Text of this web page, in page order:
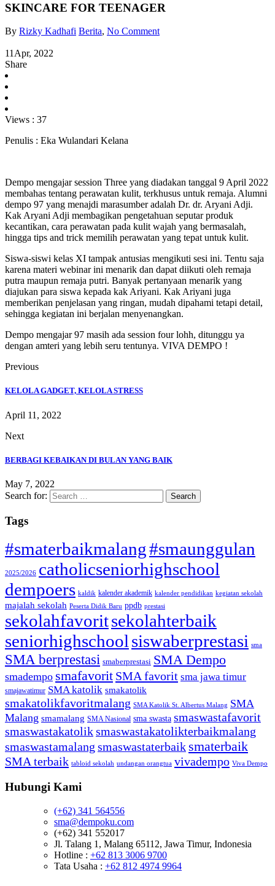
SKINCARE FOR TEENAGER
By Rizky Kadhafi Berita, No Comment
11 Apr, 2022
Share
Views : 37
Penulis : Eka Wulandari Kelana
Dempo mengajar session Three yang diadakan tanggal 9 April 2022
membahas tentang perawatan kulit, terkhusus untuk remaja. Alumni
dempo 97 yang menajdi marasumber adalah Dr. dr. Aryani Adji.
Kak Aryani Adji membagikan pengetahuan seputar produk
kecantikan, cara perawatan pada kulit wajah yang bermasalah,
hingga tips and trick memilih perawatan yang tepat untuk kulit.
Siswa-siswi kelas XI tampak antusias mengikuti sesi ini. Tentu saja
karena materi webinar ini menarik dan dapat diikuti oleh remaja
putra maupun remaja putri. Banyak pertanyaan menarik yang
diajukan para siswa kepada kak Ariyani. Kak Ariyani juga
memberikan penjelasan yang ringan, mudah dipahami tetapi detail,
sehingga kegiatan ini berjalan menyenangkan.
Dempo mengajar 97 masih ada session four lohh, ditunggu ya
dengan amteri yang lebih seru tentunya. VIVA DEMPO !
Previous
KELOLA GADGET, KELOLA STRESS
April 11, 2022
Next
BERBAGI KEBAIKAN DI BULAN YANG BAIK
May 7, 2022
Search for:
Tags
#smaterbaikmalang#smaunggulan
2025/2026 catholicseniorhighschool
dempoers kaldik kalender akademik kalender pendidikan kegiatan sekolah
majalah sekolah Peserta Didik Baru ppdb prestasi
sekolahfavoritsekolahterbaik
seniorhighschool siswaberprestasi sma
SMA berprestasi smaberprestasi SMA Dempo
smadempo smafavorit SMA favorit sma jawa timur
smajawatimur SMA katolik smakatolik
smakatolikfavoritmalang SMA Katolik St. Albertus Malang SMA
Malang smamalang SMA Nasional sma swasta smaswastafavorit
smaswastakatoliksmaswastakatolikterbaikmalang
smaswastamalang smaswastaterbaik smaterbaik
SMA terbaik tabloid sekolah undangan orangtua vivadempo Viva Dempo
Hubungi Kami
(+62) 341 564556
sma@dempoku.com
(+62) 341 552017
Jl. Talang 1, Malang 65112, Jawa Timur, Indonesia
Hotline : +62 813 3006 9700
Tata Usaha : +62 812 4974 9964